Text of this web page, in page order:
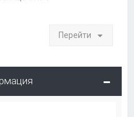
Перейти